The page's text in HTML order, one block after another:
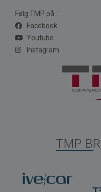
Følg TMP på...
Facebook
Youtube
Instagram
TMP